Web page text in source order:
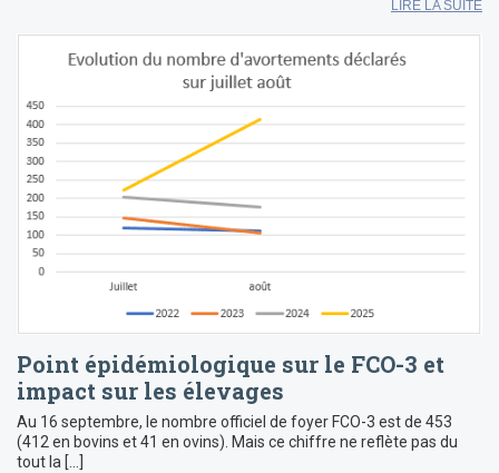
LIRE LA SUITE
Point épidémiologique sur le FCO-3 et
impact sur les élevages
Au 16 septembre, le nombre officiel de foyer FCO-3 est de 453
(412 en bovins et 41 en ovins). Mais ce chiffre ne reflète pas du
tout la […]